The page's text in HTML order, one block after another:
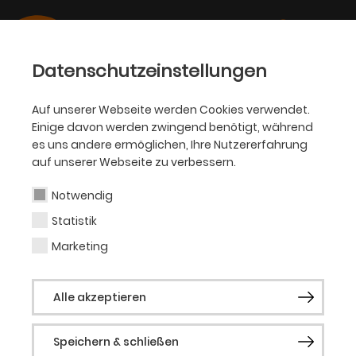
Datenschutzeinstellungen
Auf unserer Webseite werden Cookies verwendet.
Einige davon werden zwingend benötigt, während
es uns andere ermöglichen, Ihre Nutzererfahrung
auf unserer Webseite zu verbessern.
Notwendig
Statistik
Marketing
Alle akzeptieren
Speichern & schließen
Statisterie: FAQs
mitbringen?
Generell solltest du Spaß daran haben, mit
anderen Menschen zusammen Theater zu
spielen und körperlich halbwegs fit sein. Die